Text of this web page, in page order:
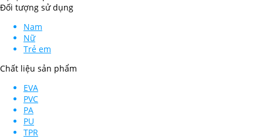
Đối tượng sử dụng
Nam
Nữ
Trẻ em
Chất liệu sản phẩm
EVA
PVC
PA
PU
TPR